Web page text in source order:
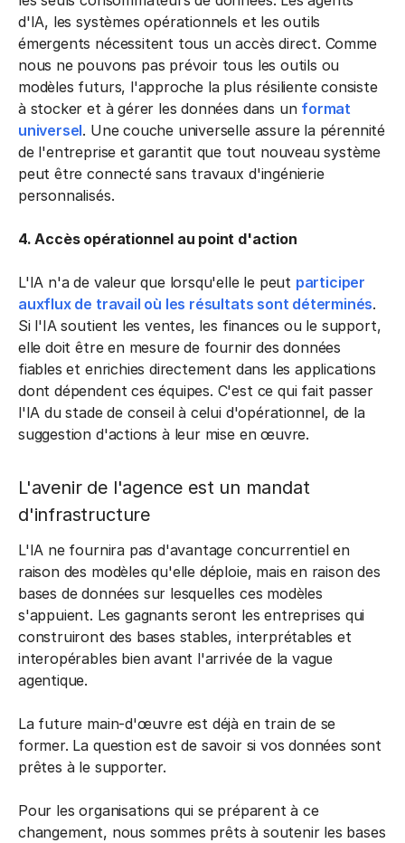
d'IA, les systèmes opérationnels et les outils
émergents nécessitent tous un accès direct. Comme
nous ne pouvons pas prévoir tous les outils ou
modèles futurs, l'approche la plus résiliente consiste
à stocker et à gérer les données dans un format
universel. Une couche universelle assure la pérennité
de l'entreprise et garantit que tout nouveau système
peut être connecté sans travaux d'ingénierie
personnalisés.
4. Accès opérationnel au point d'action
L'IA n'a de valeur que lorsqu'elle le peut participer
auxflux de travail où les résultats sont déterminés.
Si l'IA soutient les ventes, les finances ou le support,
elle doit être en mesure de fournir des données
fiables et enrichies directement dans les applications
dont dépendent ces équipes. C'est ce qui fait passer
l'IA du stade de conseil à celui d'opérationnel, de la
suggestion d'actions à leur mise en œuvre.
L'avenir de l'agence est un mandat
d'infrastructure
L'IA ne fournira pas d'avantage concurrentiel en
raison des modèles qu'elle déploie, mais en raison des
bases de données sur lesquelles ces modèles
s'appuient. Les gagnants seront les entreprises qui
construiront des bases stables, interprétables et
interopérables bien avant l'arrivée de la vague
agentique.
La future main-d'œuvre est déjà en train de se
former. La question est de savoir si vos données sont
prêtes à le supporter.
Pour les organisations qui se préparent à ce
changement, nous sommes prêts à soutenir les bases